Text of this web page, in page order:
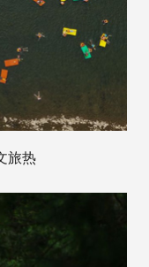
旅热